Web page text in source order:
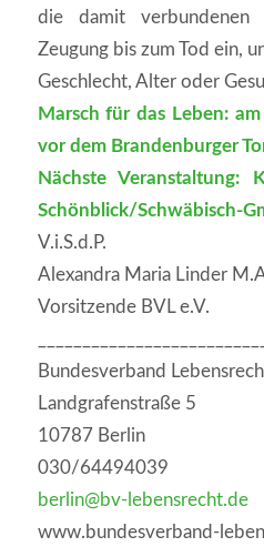
die damit verbundenen
Zeugung bis zum Tod ein,
Geschlecht, Alter oder
Marsch für das Leben:
vor dem Brandenburger
Nächste Veranstaltung:
Schönblick/Schwäbisch-
V.i.S.d.P.
Alexandra Maria Linder
Vorsitzende BVL e.V.
Bundesverband
Landgrafenstraße 5
10787 Berlin
030/64494039
berlin@bv-lebensrecht.de
www.bundesverband-